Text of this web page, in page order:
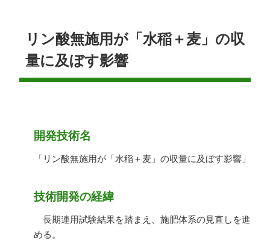
リン酸無施用が「水稲＋麦」の収
量に及ぼす影響
開発技術名
「リン酸無施用が「水稲＋麦」の収量に及ぼす影響」
技術開発の経緯
長期連用試験結果を踏まえ、施肥体系の見直しを進
める。